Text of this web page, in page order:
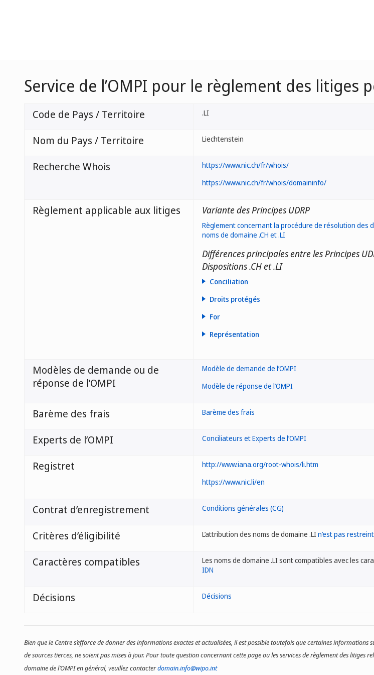
Service de l’OMPI pour le règlement des litiges
Code de Pays / Territoire .LI
Nom du Pays / Territoire Liechtenstein
Recherche Whois
https://www.nic.ch/fr/whois/
https://www.nic.ch/fr/whois/domaininfo/
Règlement applicable aux litiges Variante des Principes UDRP
Règlement concernant la procédure de résolution des
noms de domaine .CH et .LI
Différences principales entre les Principes
Dispositions .CH et .LI
Conciliation
Droits protégés
For
Représentation
Modèles de demande ou de
réponse de l’OMPI
Modèle de demande de l’OMPI
Modèle de réponse de l’OMPI
Barème des frais Barème des frais
Experts de l’OMPI Conciliateurs et Experts de l’OMPI
Registret
http://www.iana.org/root-whois/li.htm
https://www.nic.li/en
Contrat d’enregistrement Conditions générales (CG)
Critères d’éligibilité L’attribution des noms de domaine .LI n’est pas restreint
Caractères compatibles Les noms de domaine .LI sont compatibles avec les
IDN
Décisions Décisions
Bien que le Centre s’efforce de donner des informations exactes et actualisées, il est possible toutefois que certaines informations
de sources tierces, ne soient pas mises à jour. Pour toute question concernant cette page ou les services de règlement des litiges
domaine de l’OMPI en général, veuillez contacterdomain.info@wipo.int